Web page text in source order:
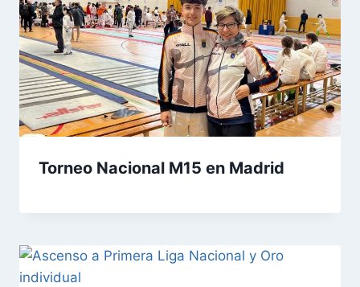
Torneo Nacional M15 en Madrid